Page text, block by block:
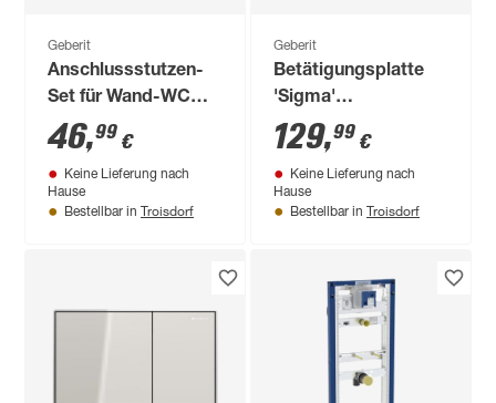
Geberit
Anschlussstutzen-
Set für Wand-WC
weiß etagiert 7 cm
46,99 €
Keine Lieferung nach
Hause
Bestellbar in Troisdorf
Geberit
Betätigungsplatte
'Sigma'
gebürstet/poliert, für
2-Mengen-Spülung
129,99 €
Keine Lieferung nach
Hause
Bestellbar in Troisdorf